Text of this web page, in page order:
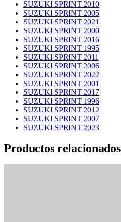
SUZUKI SPRINT 2010
SUZUKI SPRINT 2005
SUZUKI SPRINT 2021
SUZUKI SPRINT 2000
SUZUKI SPRINT 2016
SUZUKI SPRINT 1995
SUZUKI SPRINT 2011
SUZUKI SPRINT 2006
SUZUKI SPRINT 2022
SUZUKI SPRINT 2001
SUZUKI SPRINT 2017
SUZUKI SPRINT 1996
SUZUKI SPRINT 2012
SUZUKI SPRINT 2007
SUZUKI SPRINT 2023
Productos relacionados